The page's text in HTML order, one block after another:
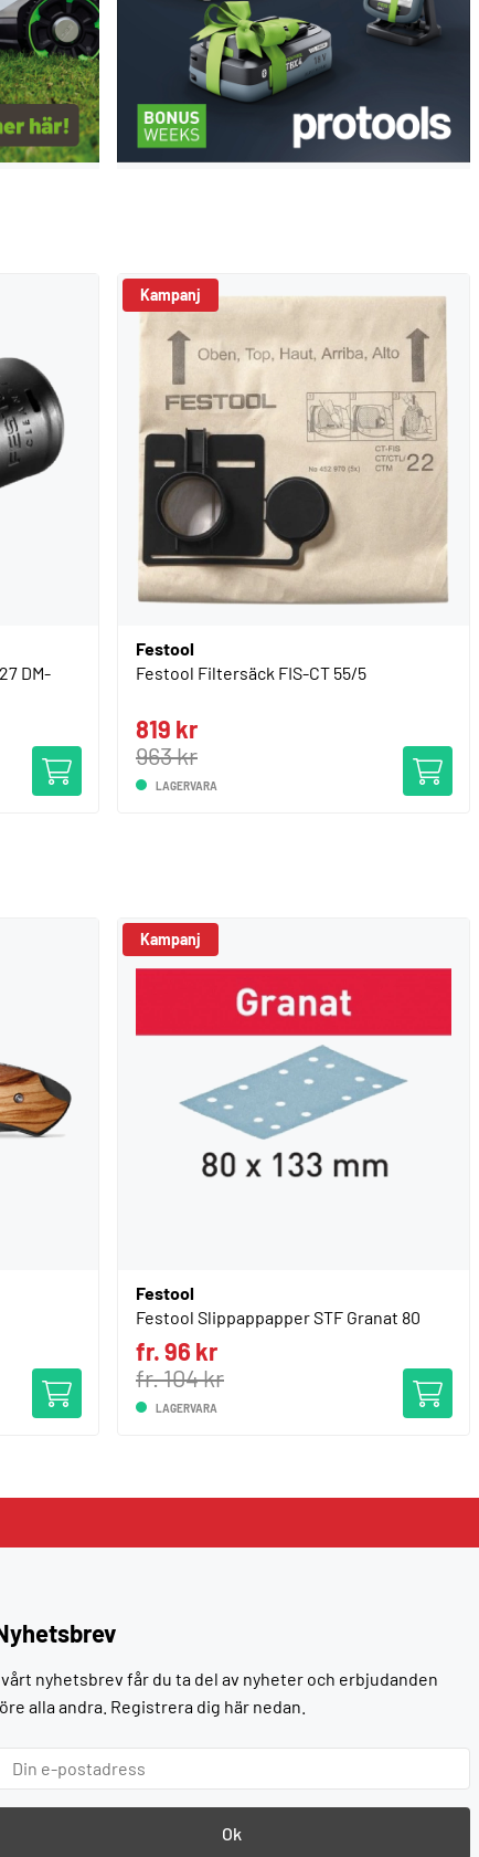
DM-
Festool
Festool Filtersäck FIS-CT 55/5
819 kr
963 kr
LAGERVARA
Kampanj
Festool
Festool Slippappapper STF Granat 80
fr. 96 kr
fr. 104 kr
LAGERVARA
vårt nyhetsbrev får du ta del av nyheter och erbjudanden
alla andra. Registrera dig här nedan.
Ok